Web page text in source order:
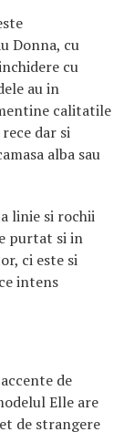
Donna, cu
cu
au in
calitatile
dar si
alba sau
linie si rochii
purtat si in
ci este si
intens
de
Elle are
de strangere